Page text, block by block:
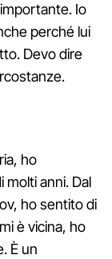
Io
perché lui
Devo dire
ho
molti anni. Dal
ho sentito di
è vicina, ho
È un